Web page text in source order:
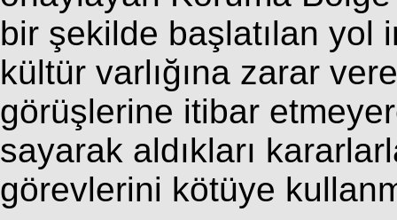
bir şekilde başlatılan yol
kültür varlığına zarar
görüşlerine itibar
sayarak aldıkları
görevlerini kötüye